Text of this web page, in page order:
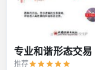
专业和谐形态交易
推荐